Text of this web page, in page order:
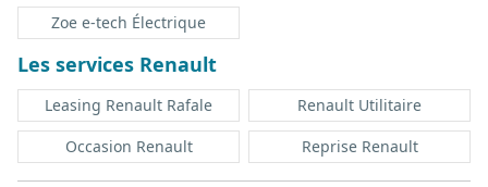
Zoe e-tech Électrique
Les services Renault
Leasing Renault Rafale
Renault Utilitaire
Occasion Renault
Reprise Renault